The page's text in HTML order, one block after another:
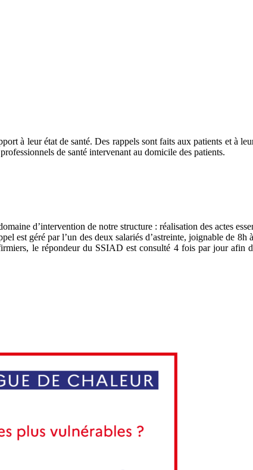
à leur état de santé. Des rappels sont faits aux patients et à
de santé intervenant au domicile des patients.
d’intervention de notre structure : réalisation des actes
est géré par l’un des deux salariés d’astreinte, joignable de
le répondeur du SSIAD est consulté 4 fois par jour afin